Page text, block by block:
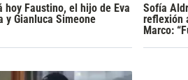
hoy Faustino, el hijo de Eva
y Gianluca Simeone
Sofía
reflexión
Marco: